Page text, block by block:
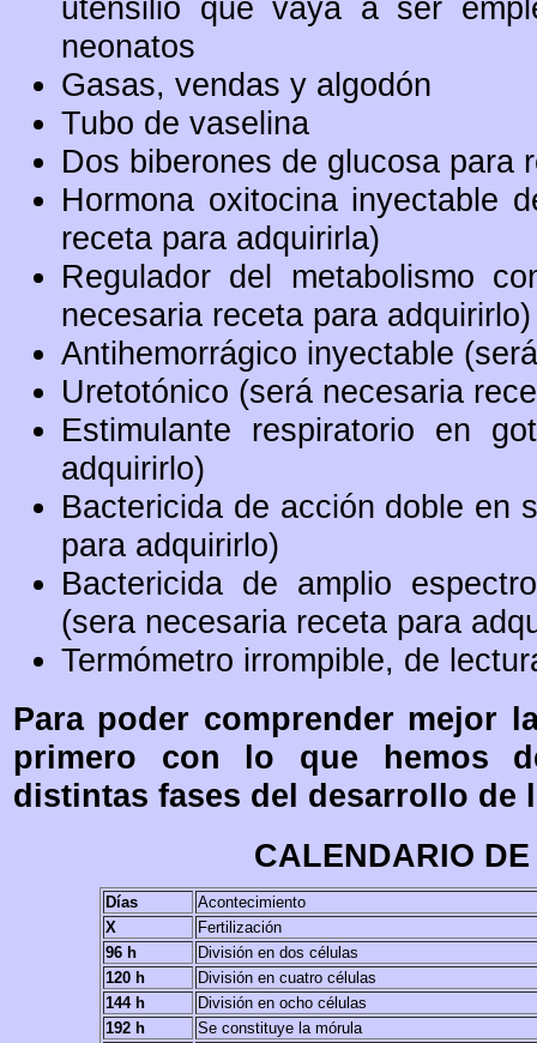
utensilio que vaya a ser
neonatos
Gasas, vendas y algodón
Tubo de vaselina
Dos biberones de glucosa para
Hormona oxitocina inyectable
receta para adquirirla)
Regulador del metabolismo
necesaria receta para adquirirlo)
Antihemorrágico inyectable
Uretotónico (será necesaria
Estimulante respiratorio en
adquirirlo)
Bactericida de acción doble en
para adquirirlo)
Bactericida de amplio
(sera necesaria receta para
Termómetro irrompible, de
Para poder comprender mejor
primero con lo que hemos
distintas fases del desarrollo de
CALENDARIO
Días
Acontecimiento
X
Fertilización
96 h
División en dos células
120 h
División en cuatro células
144 h
División en ocho células
192 h
Se constituye la mórula